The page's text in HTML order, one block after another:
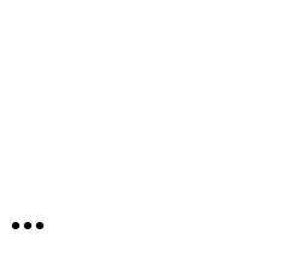
...